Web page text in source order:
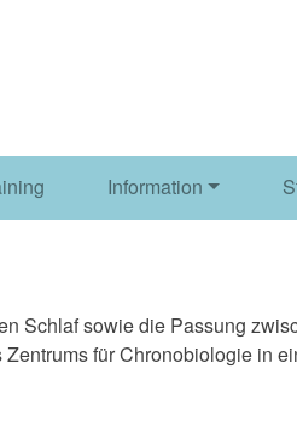
Information
Schlaf sowie die Passung
für Chronobiologie in